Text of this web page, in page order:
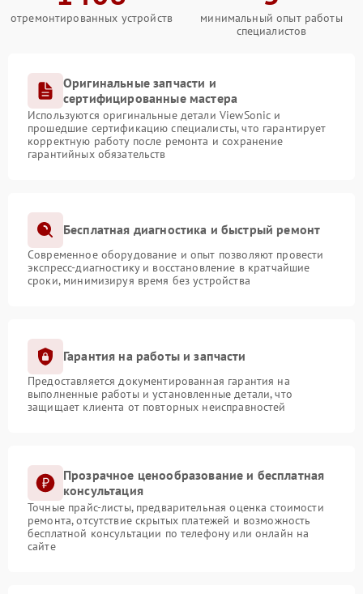
отремонтированных устройств
минимальный опыт работы
специалистов
Оригинальные запчасти и
сертифицированные мастера
Используются оригинальные детали ViewSonic и
прошедшие сертификацию специалисты, что гарантирует
корректную работу после ремонта и сохранение
гарантийных обязательств
Бесплатная диагностика и быстрый ремонт
Современное оборудование и опыт позволяют провести
экспресс-диагностику и восстановление в кратчайшие
сроки, минимизируя время без устройства
Гарантия на работы и запчасти
Предоставляется документированная гарантия на
выполненные работы и установленные детали, что
защищает клиента от повторных неисправностей
Прозрачное ценообразование и бесплатная
консультация
Точные прайс-листы, предварительная оценка стоимости
ремонта, отсутствие скрытых платежей и возможность
бесплатной консультации по телефону или онлайн на
сайте